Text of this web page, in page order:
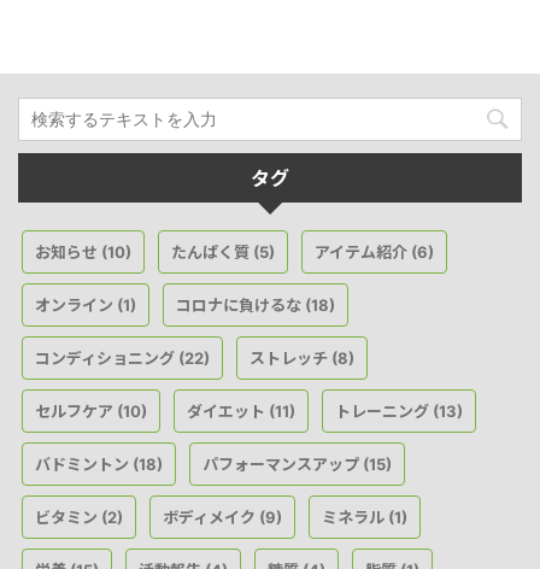
タグ
お知らせ (10) たんぱく質 (5) アイテム紹介 (6)
オンライン (1) コロナに負けるな (18)
コンディショニング (22) ストレッチ (8)
セルフケア (10) ダイエット (11) トレーニング (13)
バドミントン (18) パフォーマンスアップ (15)
ビタミン (2) ボディメイク (9) ミネラル (1)